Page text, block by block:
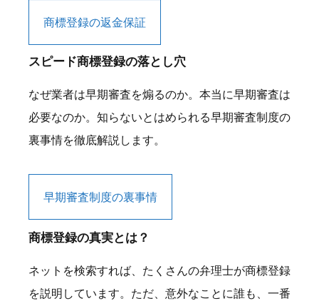
商標登録の返金保証
スピード商標登録の落とし穴
なぜ業者は早期審査を煽るのか。本当に早期審査は
必要なのか。知らないとはめられる早期審査制度の
裏事情を徹底解説します。
早期審査制度の裏事情
商標登録の真実とは？
ネットを検索すれば、たくさんの弁理士が商標登録
を説明しています。ただ、意外なことに誰も、一番